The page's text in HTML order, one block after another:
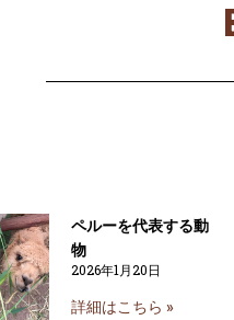
ペルーを代表する動
物
2026年1月20日
詳細はこちら »